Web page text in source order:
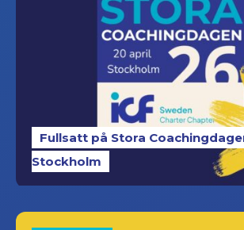
Fullsatt på Stora
Stockholm